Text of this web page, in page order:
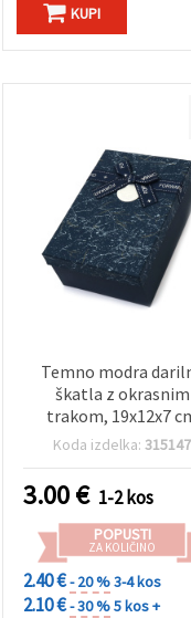
KUPI
Temno modra
škatla z okrasnim
trakom, 19x12x7
Koda izdelka:315147
3.00€ 1-2 kos
POPUSTI
ZA KOLIČINO
2.40 €- 20 %3-4 kos
2.10 €- 30 %5 kos +